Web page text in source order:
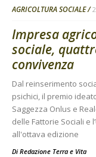
AGRICOLTURA SOCIALE
Impresa
sociale,
convivenza
Dal reinserimento
psichici, il premio
Saggezza Onlus e
delle Fattorie Sociali e
all'ottava edizione
Di Redazione Terra e Vita